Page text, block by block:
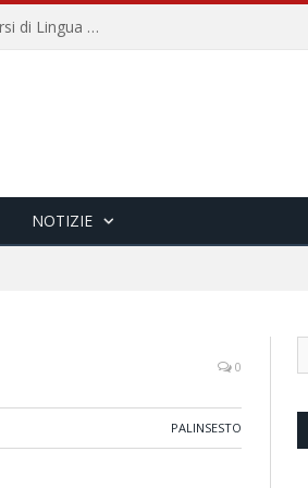
Università per Stranieri di Siena – Inaugurazione dei Corsi di Lingua e Cultura Italiana, 109a annata
NOTIZIE
0
PALINSESTO